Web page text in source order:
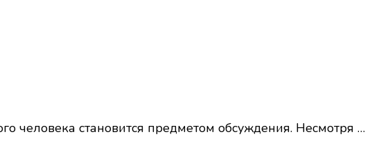
человека становится предметом обсуждения. Несмотря …